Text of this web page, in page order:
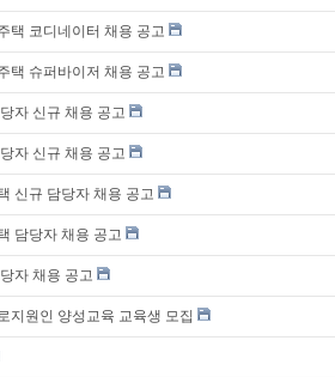
택 코디네이터 채용 공고
택 슈퍼바이저 채용 공고
자 신규 채용 공고
자 신규 채용 공고
신규 담당자 채용 공고
담당자 채용 공고
자 채용 공고
지원인 양성교육 교육생 모집